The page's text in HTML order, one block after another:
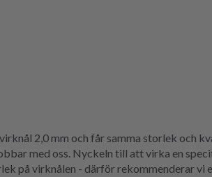
2,0 mm och får samma storlek och
med oss. Nyckeln till att virka en
på virknålen - därför rekommenderar vi